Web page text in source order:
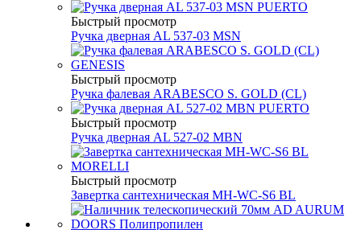
Быстрый просмотр
Ручка дверная AL 537-03 MSN
Быстрый просмотр
Ручка фалевая ARABESCO S. GOLD (CL)
Быстрый просмотр
Ручка дверная AL 527-02 MBN
Быстрый просмотр
Завертка сантехническая MH-WC-S6 BL